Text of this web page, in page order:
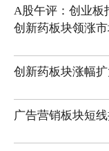
A股午评：创业板
创新药板块领涨
创新药板块涨幅
广告营销板块短